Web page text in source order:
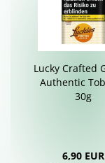
Lucky Craf­ted
Au­then­tic
30g
6,90 EUR